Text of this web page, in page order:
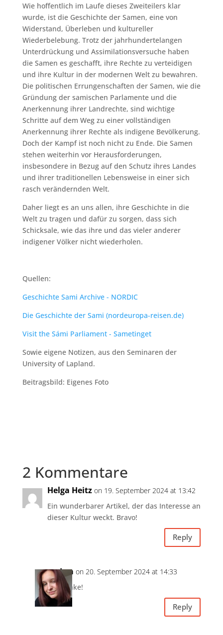
Wie hoffentlich im Laufe dieses Zweiteilers klar
wurde, ist die Geschichte der Samen, eine von
Widerstand, Überleben und kultureller
Wiederbelebung. Trotz der jahrhundertelangen
Unterdrückung und Assimilationsversuche haben
die Samen es geschafft, ihre Rechte zu verteidigen
und ihre Kultur in der modernen Welt zu bewahren.
Die politischen Errungenschaften der Samen, wie die
Gründung der samischen Parlamente und die
Anerkennung ihrer Landrechte, sind wichtige
Schritte auf dem Weg zu einer vollständigen
Anerkennung ihrer Rechte als indigene Bevölkerung.
Doch der Kampf ist noch nicht zu Ende. Die Samen
stehen weiterhin vor Herausforderungen,
insbesondere in Bezug auf den Schutz ihres Landes
und ihrer traditionellen Lebensweise in einer sich
rasch verändernden Welt.
Daher liegt es an uns allen, ihre Geschichte in die
Welt zu tragen und dafür zu sorgen, dass sich
Schicksale, wie das ihre und das vieler anderer
indigener Völker nicht wiederholen.
Quellen:
Geschichte Sami Archive - NORDIC
Die Geschichte der Sami (nordeuropa-reisen.de)
Visit the Sámi Parliament - Sametinget
Sowie eigene Notizen, aus den Seminaren der
University of Lapland.
Beitragsbild: Eigenes Foto
2 Kommentare
Helga Heitz on 19. September 2024 at 13:42
Ein wunderbarer Artikel, der das Interesse an
dieser Kultur weckt. Bravo!
Reply
Lea on 20. September 2024 at 14:33
Danke!
Reply